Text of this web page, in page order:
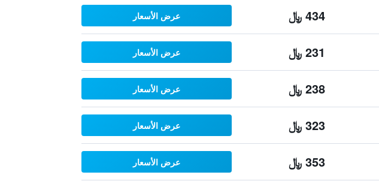
434 ﷼ عرض الأسعار
231 ﷼ عرض الأسعار
238 ﷼ عرض الأسعار
323 ﷼ عرض الأسعار
353 ﷼ عرض الأسعار